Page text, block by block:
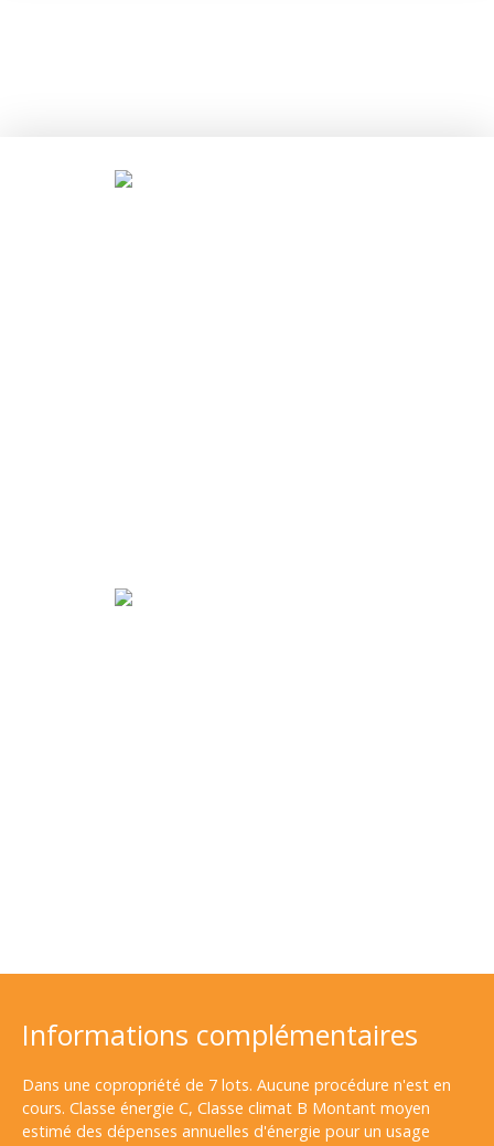
Informations complémentaires
Dans une copropriété de 7 lots. Aucune procédure n'est en
cours. Classe énergie C, Classe climat B Montant moyen
estimé des dépenses annuelles d'énergie pour un usage